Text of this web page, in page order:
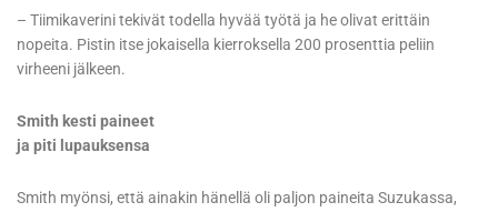
– Tiimikaverini tekivät todella hyvää työtä ja he olivat erittäin
nopeita. Pistin itse jokaisella kierroksella 200 prosenttia peliin
virheeni jälkeen.
Smith kesti paineet
ja piti lupauksensa
Smith myönsi, että ainakin hänellä oli paljon paineita Suzukassa,